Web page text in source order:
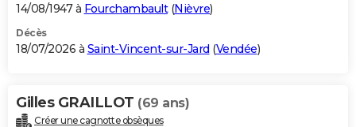
S'inscrire
Se connecter
Lycées
Collèges
Primaires
Universités
Entreprises
Service militaire
Avis de recherche
AVIS DE DÉCÈS
Bricolage
Lifestyle
Culture
Sport
Auto
Television
Voyage
Cinema
14/08/1947 à Fourchambault(Nièvre)
Décès
18/07/2026 à Saint-Vincent-sur-Jard (Vendée)
Gilles GRAILLOT (69 ans)
Créer une cagnotte obsèques